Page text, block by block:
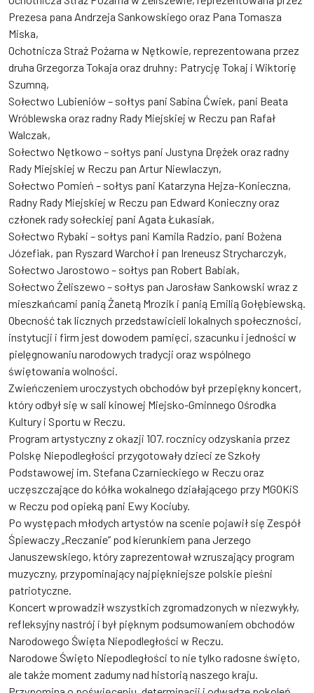
Prezesa pana Andrzeja Sankowskiego oraz Pana Tomasza
Miska,
Ochotnicza Straż Pożarna w Nętkowie, reprezentowana przez
druha Grzegorza Tokaja oraz druhny: Patrycję Tokaj i Wiktorię
Szumną,
Sołectwo Lubieniów – sołtys pani Sabina Ćwiek, pani Beata
Wróblewska oraz radny Rady Miejskiej w Reczu pan Rafał
Walczak,
Sołectwo Nętkowo – sołtys pani Justyna Drężek oraz radny
Rady Miejskiej w Reczu pan Artur Niewlaczyn,
Sołectwo Pomień – sołtys pani Katarzyna Hejza-Konieczna,
Radny Rady Miejskiej w Reczu pan Edward Konieczny oraz
członek rady sołeckiej pani Agata Łukasiak,
Sołectwo Rybaki – sołtys pani Kamila Radzio, pani Bożena
Józefiak, pan Ryszard Warchoł i pan Ireneusz Strycharczyk,
Sołectwo Jarostowo – sołtys pan Robert Babiak,
Sołectwo Żeliszewo – sołtys pan Jarosław Sankowski wraz z
mieszkańcami panią Żanetą Mrozik i panią Emilią Gołębiewską.
Obecność tak licznych przedstawicieli lokalnych społeczności,
instytucji i firm jest dowodem pamięci, szacunku i jedności w
pielęgnowaniu narodowych tradycji oraz wspólnego
świętowania wolności.
Zwieńczeniem uroczystych obchodów był przepiękny koncert,
który odbył się w sali kinowej Miejsko-Gminnego Ośrodka
Kultury i Sportu w Reczu.
Program artystyczny z okazji 107. rocznicy odzyskania przez
Polskę Niepodległości przygotowały dzieci ze Szkoły
Podstawowej im. Stefana Czarnieckiego w Reczu oraz
uczęszczające do kółka wokalnego działającego przy MGOKiS
w Reczu pod opieką pani Ewy Kociuby.
Po występach młodych artystów na scenie pojawił się Zespół
Śpiewaczy „Reczanie” pod kierunkiem pana Jerzego
Januszewskiego, który zaprezentował wzruszający program
muzyczny, przypominający najpiękniejsze polskie pieśni
patriotyczne.
Koncert wprowadził wszystkich zgromadzonych w niezwykły,
refleksyjny nastrój i był pięknym podsumowaniem obchodów
Narodowego Święta Niepodległości w Reczu.
Narodowe Święto Niepodległości to nie tylko radosne święto,
ale także moment zadumy nad historią naszego kraju.